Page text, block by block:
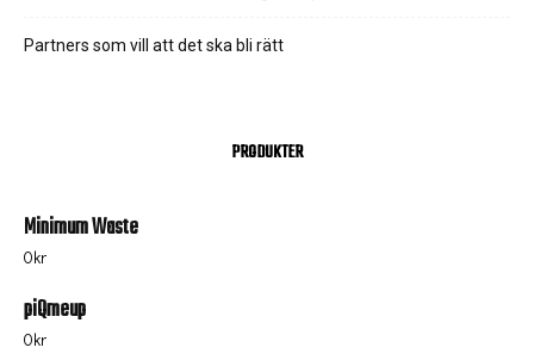
Partners som vill att det ska bli rätt
PRODUKTER
Minimum Waste
0kr
piQmeup
0kr